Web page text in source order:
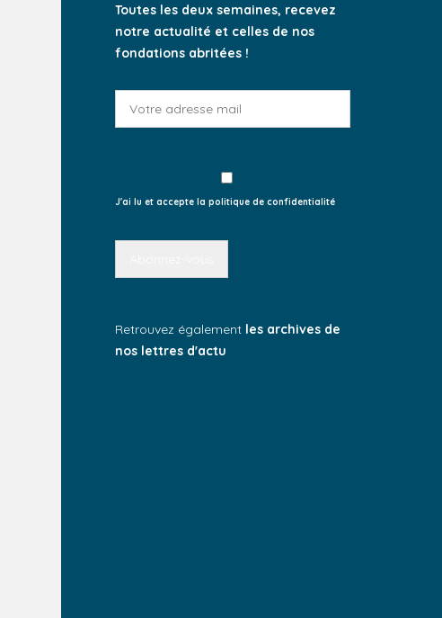
Toutes les deux semaines, recevez
notre actualité et celles de nos
fondations abritées !
J'ai lu et accepte la politique de confidentialité
Retrouvez égalementles archives de
nos lettres d'actu